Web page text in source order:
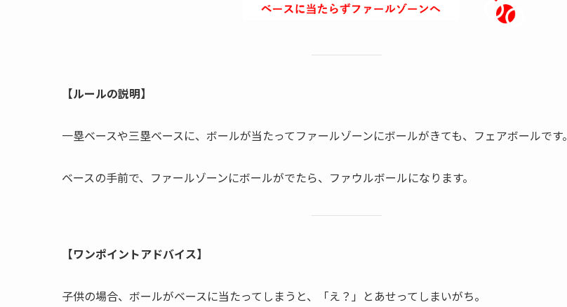
【ルールの説明】
一塁ベースや三塁ベースに、ボールが当たってファールゾーンにボールがきても、フェアボールです。
ベースの手前で、ファールゾーンにボールがでたら、ファウルボールになります。
【ワンポイントアドバイス】
子供の場合、ボールがベースに当たってしまうと、「え？」とあせってしまいがち。